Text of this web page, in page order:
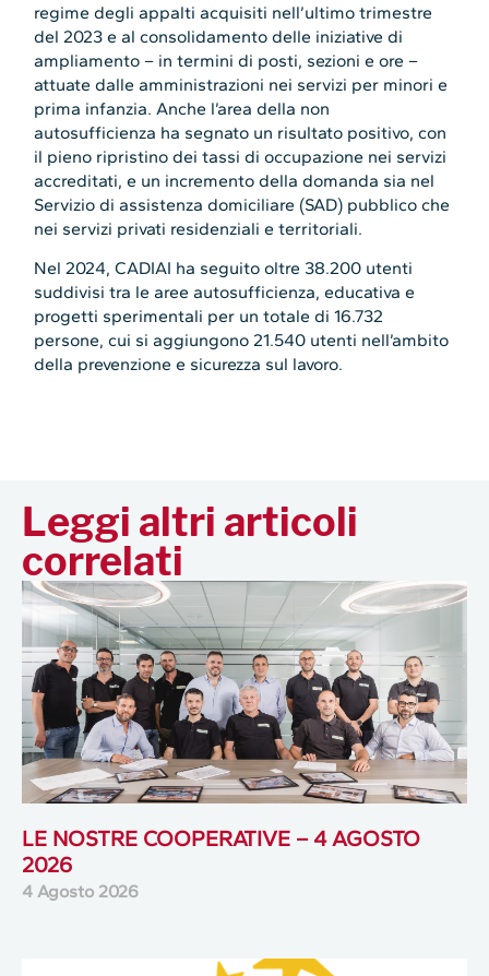
regime degli appalti acquisiti nell’ultimo trimestre
del 2023 e al consolidamento delle iniziative di
ampliamento – in termini di posti, sezioni e ore –
attuate dalle amministrazioni nei servizi per minori e
prima infanzia. Anche l’area della non
autosufficienza ha segnato un risultato positivo, con
il pieno ripristino dei tassi di occupazione nei servizi
accreditati, e un incremento della domanda sia nel
Servizio di assistenza domiciliare (SAD) pubblico che
nei servizi privati residenziali e territoriali.
Nel 2024, CADIAI ha seguito oltre 38.200 utenti
suddivisi tra le aree autosufficienza, educativa e
progetti sperimentali per un totale di 16.732
persone, cui si aggiungono 21.540 utenti nell’ambito
della prevenzione e sicurezza sul lavoro.
Leggi altri articoli
correlati
LE NOSTRE COOPERATIVE – 4 AGOSTO
2026
4 Agosto 2026